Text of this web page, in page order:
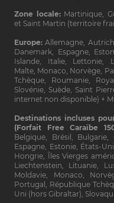
Zone locale:Martinique,
et Saint Martin (territoire
Europe: Allemagne,
Danemark, Espagne,
Islande, Italie, Lettonie,
Malte, Monaco, Norvège,
Tchèque, Roumanie,
Slovénie, Suède, Saint
internet non disponible) +
Destinations incluses
(Forfait Free Caraïbe
Belgique, Brésil, Bulgarie,
Espagne, Estonie, États-
Hongrie, Îles Vierges
Liechtenstein, Lituanie,
Moldavie, Monaco,
Portugal, République
Uni (hors Gibraltar),